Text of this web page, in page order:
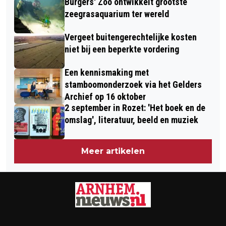
zeegrasaquarium ter wereld
Vergeet buitengerechtelijke kosten
niet bij een beperkte vordering
Een kennismaking met
stamboomonderzoek via het Gelders
Archief op 16 oktober
2 september in Rozet: 'Het boek en de
omslag', literatuur, beeld en muziek
Meer artikelen